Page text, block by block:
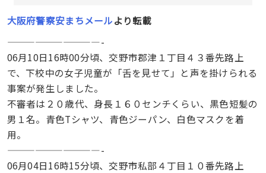
大阪府警察安まちメールより転載
——————————-
06月10日16時00分頃、交野市郡津１丁目４３番先路上
で、下校中の女子児童が「舌を見せて」と声を掛けられる
事案が発生しました。
不審者は２０歳代、身長１６０センチくらい、黒色短髪の
男１名。青色Tシャツ、青色ジーパン、白色マスクを着
用。
——————————-
06月04日16時15分頃、交野市私部４丁目１０番先路上